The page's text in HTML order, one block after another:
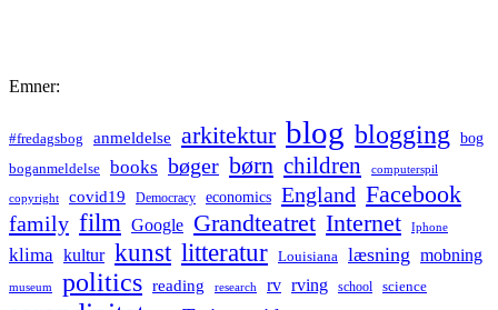
Emner:
#fredagsbog anmeldelse arkitektur blog blogging bog
boganmeldelse books bøger børn children computerspil
copyright covid19 Democracy economics England Facebook
family film Google Grandteatret Internet Iphone
klima kultur kunst litteratur Louisiana læsning mobning
museum politics reading research rv rving school science